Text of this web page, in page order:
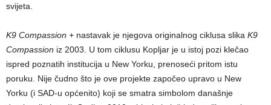
svijeta.
K9 Compassion + nastavak je njegova originalnog ciklusa slika K9
Compassion iz 2003. U tom ciklusu Kopljar je u istoj pozi klečao
ispred poznatih institucija u New Yorku, prenoseći pritom istu
poruku. Nije čudno što je ove projekte započeo upravo u New
Yorku (i SAD-u općenito) koji se smatra simbolom današnje